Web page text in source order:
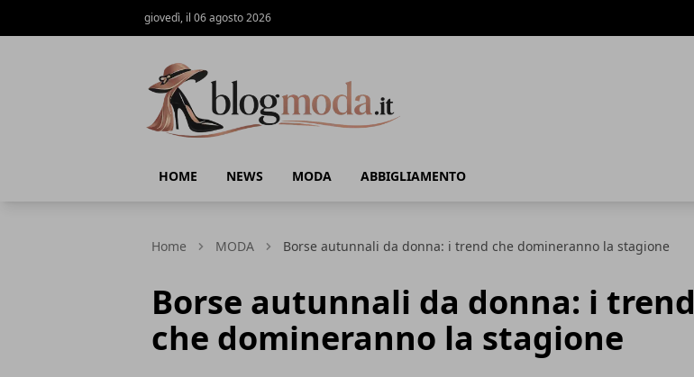
giovedì, il 06 agosto 2026
HOME NEWS MODA ABBIGLIAMENTO
Home MODA Borse autunnali da donna: i trend che domineranno la stagione
Borse autunnali da donna: i trend
che domineranno la stagione